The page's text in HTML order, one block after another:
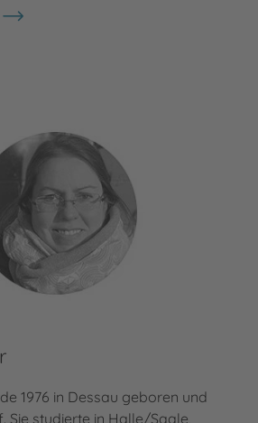
1976 in Dessau geboren und
Sie studierte in Halle/Saale,